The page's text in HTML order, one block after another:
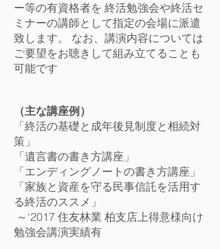
ー等の有資格者を 終活勉強会や終活セ
ミナーの講師として指定の会場に派遣
致します。 なお、講演内容については
ご要望をお聴きして組み立てることも
可能です
（主な講座例）
「終活の基礎と成年後見制度と相続対
策」
「遺言書の書き方講座」
「エンディングノートの書き方講座」
「家族と資産を守る民事信託を活用す
る終活のススメ」
～‘2017 住友林業 柏支店上得意様向け
勉強会講演実績有